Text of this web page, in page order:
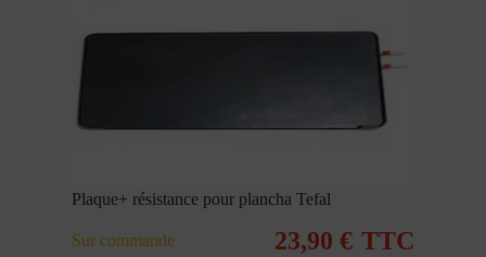
Plaque+ résistance pour plancha Tefal
Sur commande 23,90 € TTC